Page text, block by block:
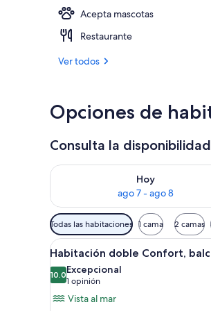
Acepta mascotas
Restaurante
Ver todos
Opciones de
Consulta la
Hoy
ago 7 - ago 8
Consulta la disponibilidad para
Filtros
disponibles
para
las
habitaciones
Todas las habitaciones 1 cama 2 camas
Abrir
todas
las
fotos
Una
5
Habitación doble Confort,
10.010.0 de 10
Excepcional
1 opinión
(1
opinión)
Vista al mar